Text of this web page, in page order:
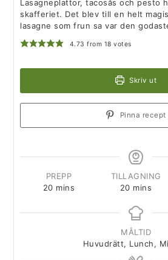
Lasagneplattor, tacosås och pesto
skafferiet. Det blev till en helt
lasagne som frun sa var den
4.73 from 18 votes
Skriv ut
Pinna recept
PREPP
20 mins
TILLAGNING
20 mins
MÅLTID
Huvudrätt, Lunch,